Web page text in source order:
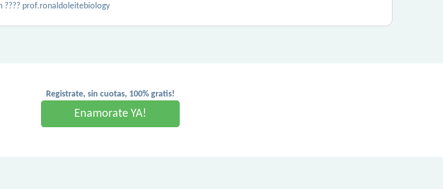
???? prof.ronaldoleitebiology
Registrate, sin cuotas, 100% gratis!
Enamorate YA!